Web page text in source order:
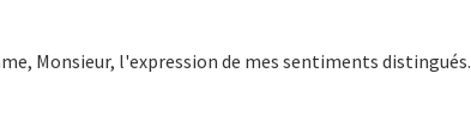
Monsieur, l'expression de mes sentiments distingués.